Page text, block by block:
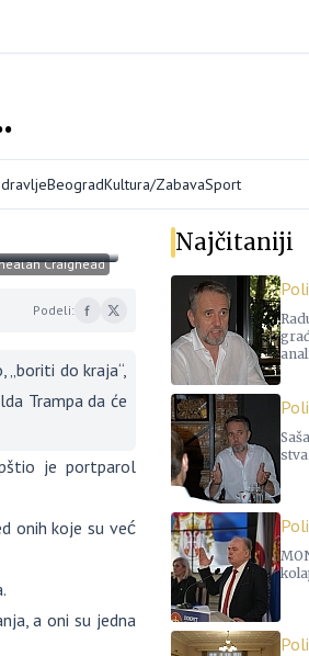
BeogradKultura/ZabavaSport
Craighead
Podeli:
do kraja“,
Trampa da će
je portparol
onih koje su već
a oni su jedna
Najčitaniji